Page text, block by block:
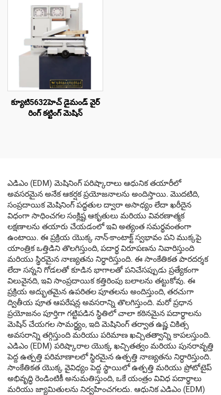
క్యూటి5632హెచ్ డైమండ్ వైర్
రింగ్ కట్టింగ్ మెషిన్
ఎడిఎం (EDM) మెషినింగ్ పరిష్కారాలు ఆధునిక తయారీలో
అవసరమైన అనేక ఆకర్షక ప్రయోజనాలను అందిస్తాయి. మొదటిది,
సంప్రదాయిక మెషినింగ్ పద్ధతుల ద్వారా అసాధ్యం లేదా ఖరీదైన
విధంగా సాధించగల సంక్లిష్ట ఆకృతులు మరియు వివరణాత్మక
లక్షణాలను తయారు చేయడంలో ఇవి అత్యంత సమర్థవంతంగా
ఉంటాయి. ఈ ప్రక్రియ యొక్క నాన్-కాంటాక్ట్ స్వభావం పని ముక్కపై
యాంత్రిక ఒత్తిడిని తొలగిస్తుంది, పదార్థ విరూపణను నివారిస్తుంది
మరియు స్థిరమైన నాణ్యతను నిర్ధారిస్తుంది. ఈ సాంకేతికత పారదర్శక
లేదా సన్నని గోడలతో కూడిన భాగాలతో పనిచేసప్పుడు ప్రత్యేకంగా
విలువైనది, ఇవి సాంప్రదాయిక కత్తిరింపు బలాలను తట్టుకోవు. ఈ
ప్రక్రియ అద్భుతమైన ఉపరితల పూతలను అందిస్తుంది, తరచుగా
ద్వితీయ పూత ఆపరేషన్ల అవసరాన్ని తొలగిస్తుంది. మరో ప్రధాన
ప్రయోజనం పూర్తిగా గట్టిపడిన స్థితిలో చాలా కఠినమైన పదార్థాలను
మెషిన్ చేయగల సామర్థ్యం, ఇది మెషినింగ్ తర్వాత ఉష్ణ చికిత్స
అవసరాన్ని తగ్గిస్తుంది మరియు పరిమాణ ఖచ్చితత్వాన్ని కాపలస్తుంది.
ఎడిఎం (EDM) పరిష్కారాల యొక్క ఖచ్చితత్వం మరియు పునరావృత్తి
పెద్ద ఉత్పత్తి పరిమాణాలలో స్థిరమైన ఉత్పత్తి నాణ్యతను నిర్ధారిస్తుంది.
సాంకేతికత యొక్క వైవిధ్యం పెద్ద స్థాయిలో ఉత్పత్తి మరియు ప్రోటోటైప్
అభివృద్ధి రెండింటికీ అనుమతిస్తుంది, ఒకే యంత్రం వివిధ పదార్థాలు
మరియు జ్యామితులను నిర్వహించగలదు. ఆధునిక ఎడిఎం (EDM)